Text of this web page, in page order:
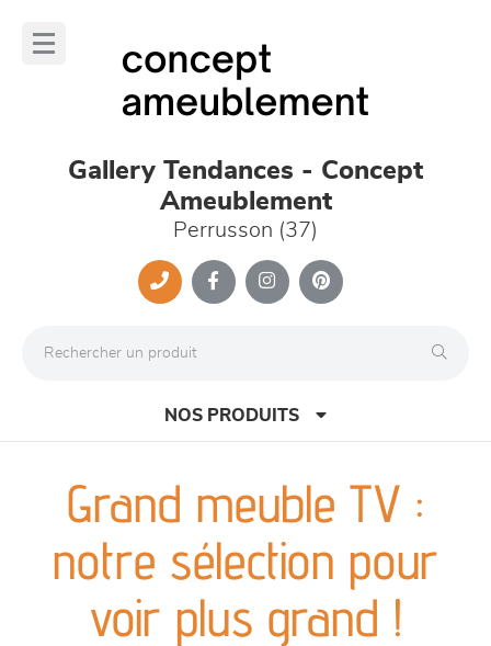
Gallery Tendances - Concept
Ameublement
Perrusson (37)
NOS PRODUITS
canapés et fauteuils
séjours
Grand meuble TV :
notre sélection pour
voir plus grand !